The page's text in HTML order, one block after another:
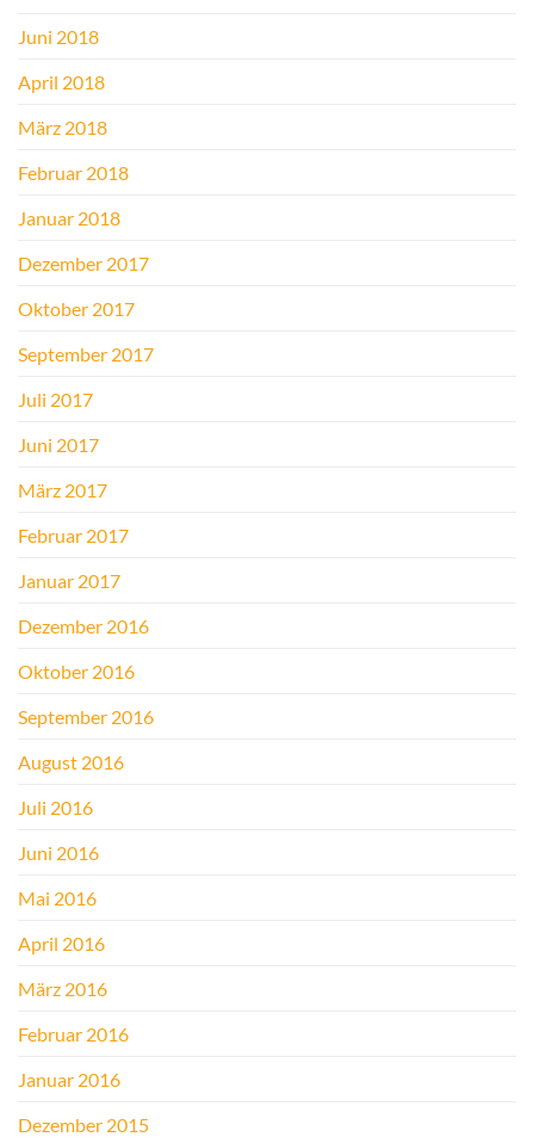
Juni 2018
April 2018
März 2018
Februar 2018
Januar 2018
Dezember 2017
Oktober 2017
September 2017
Juli 2017
Juni 2017
März 2017
Februar 2017
Januar 2017
Dezember 2016
Oktober 2016
September 2016
August 2016
Juli 2016
Juni 2016
Mai 2016
April 2016
März 2016
Februar 2016
Januar 2016
Dezember 2015